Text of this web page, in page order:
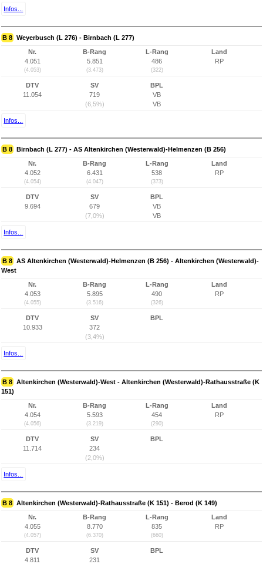
Infos...
B 8 Weyerbusch (L 276) - Birnbach (L 277)
Nr.
4.051
(4.053)
B-Rang
5.851
(3.473)
L-Rang
486
(322)
Land
RP
DTV
11.054
SV
719
(6,5%)
BPL
VB
VB
Infos...
B 8 Birnbach (L 277) - AS Altenkirchen (Westerwald)-Helmenzen (B 256)
Nr.
4.052
(4.054)
B-Rang
6.431
(4.047)
L-Rang
538
(373)
Land
RP
DTV
9.694
SV
679
(7,0%)
BPL
VB
VB
Infos...
B 8 AS Altenkirchen (Westerwald)-Helmenzen (B 256) - Altenkirchen (Westerwald)-
West
Nr.
4.053
(4.055)
B-Rang
5.895
(3.516)
L-Rang
490
(326)
Land
RP
DTV
10.933
SV
372
(3,4%)
BPL
Infos...
B 8 Altenkirchen (Westerwald)-West - Altenkirchen (Westerwald)-Rathausstraße (K
151)
Nr.
4.054
(4.056)
B-Rang
5.593
(3.219)
L-Rang
454
(290)
Land
RP
DTV
11.714
SV
234
(2,0%)
BPL
Infos...
B 8 Altenkirchen (Westerwald)-Rathausstraße (K 151) - Berod (K 149)
Nr.
4.055
(4.057)
B-Rang
8.770
(6.370)
L-Rang
835
(660)
Land
RP
DTV
4.811
SV
231
BPL